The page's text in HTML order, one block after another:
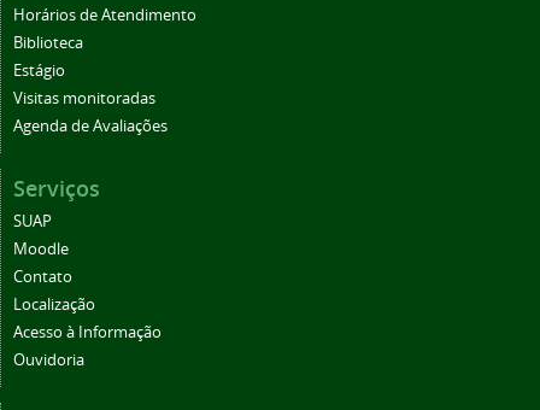
Horários de Atendimento
Biblioteca
Estágio
Visitas monitoradas
Agenda de Avaliações
Serviços
SUAP
Moodle
Contato
Localização
Acesso à Informação
Ouvidoria